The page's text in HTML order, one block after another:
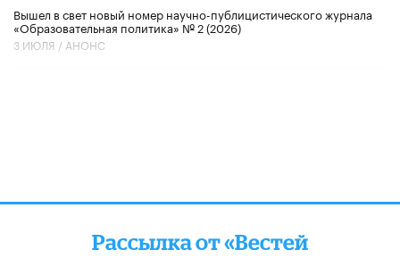
Вышел в свет новый номер научно-публицистического журнала
«Образовательная политика» № 2 (2026)
3 ИЮЛЯ / АНОНС
Рассылка от «Вестей